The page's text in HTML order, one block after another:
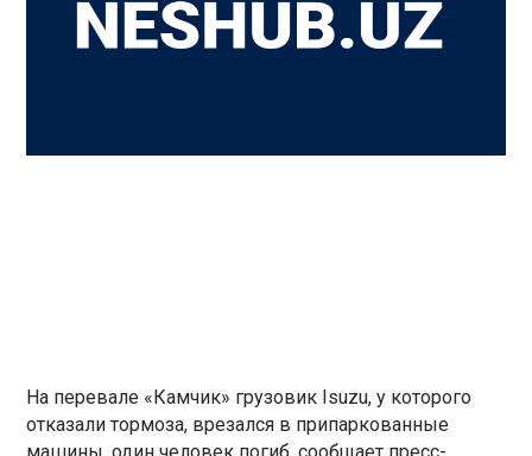
На перевале «Камчик» грузовик Isuzu, у которого
отказали тормоза, врезался в припаркованные